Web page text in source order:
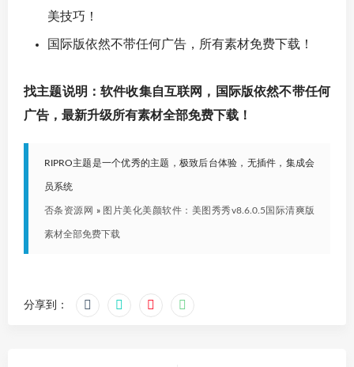
美技巧！
国际版依然不带任何广告，所有素材免费下载！
找主题说明：软件收集自互联网，国际版依然不带任何
广告，最新升级所有素材全部免费下载！
RIPRO主题是一个优秀的主题，极致后台体验，无插件，集成会
员系统
否条资源网 » 图片美化美颜软件：美图秀秀v8.6.0.5国际清爽版
素材全部免费下载
分享到：